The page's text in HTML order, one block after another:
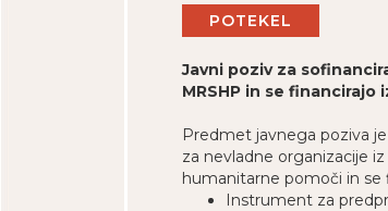
POTEKEL
Javni poziv za
MRSHP in se
Predmet javnega poziva
za nevladne organizacije
humanitarne pomoči in se
Instrument za